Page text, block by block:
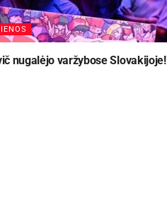
nugalėjo varžybose Slovakijoje!